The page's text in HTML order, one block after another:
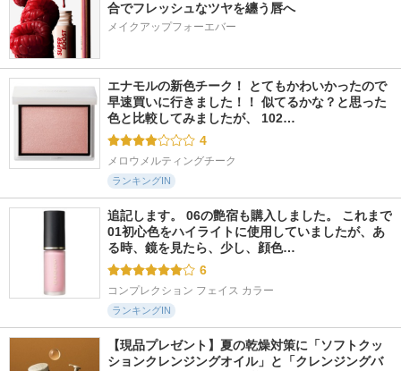
合でフレッシュなツヤを纏う唇へ
メイクアップフォーエバー
エナモルの新色チーク！ とてもかわいかったので
早速買いに行きました！！ 似てるかな？と思った
色と比較してみましたが、 102…
4
メロウメルティングチーク
ランキングIN
追記します。 06の艶宿も購入しました。 これまで
01初心色をハイライトに使用していましたが、あ
る時、鏡を見たら、少し、顔色…
6
コンプレクション フェイス カラー
ランキングIN
【現品プレゼント】夏の乾燥対策に「ソフトクッ
ションクレンジングオイル」と「クレンジングバ